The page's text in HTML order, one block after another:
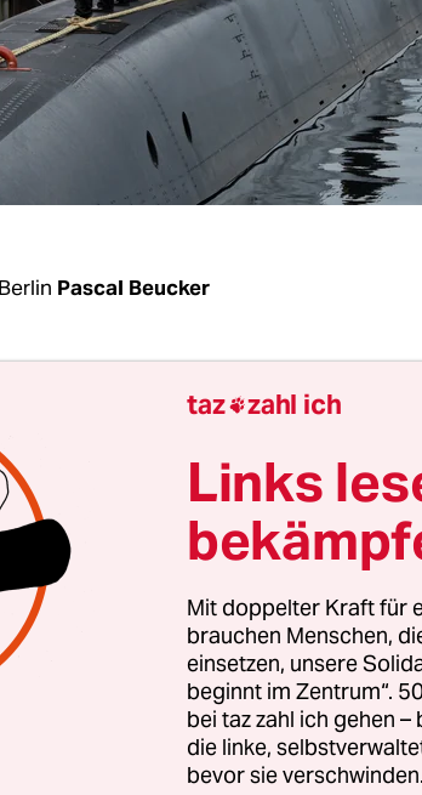
Pascal Beucker
hübsche Formulierung: „Wir
es in dem Sondierungspapier
für ihre in Kürze beginnenden
ist. Der kleine Haken:
werden kann, muss es überhaupt
eingeschränkt worden sein.
Unter Schwarz-Rot sind die
Legislaturperiode in
Geschäft mit dem Tod geht auch
Das belegen die Antworten des
taz zahl ich
Links
Mit doppelter Kraft für
brauchen Menschen,
einsetzen, unsere
beginnt im Zentrum“.
bei taz zahl ich gehen
die linke,
bevor sie